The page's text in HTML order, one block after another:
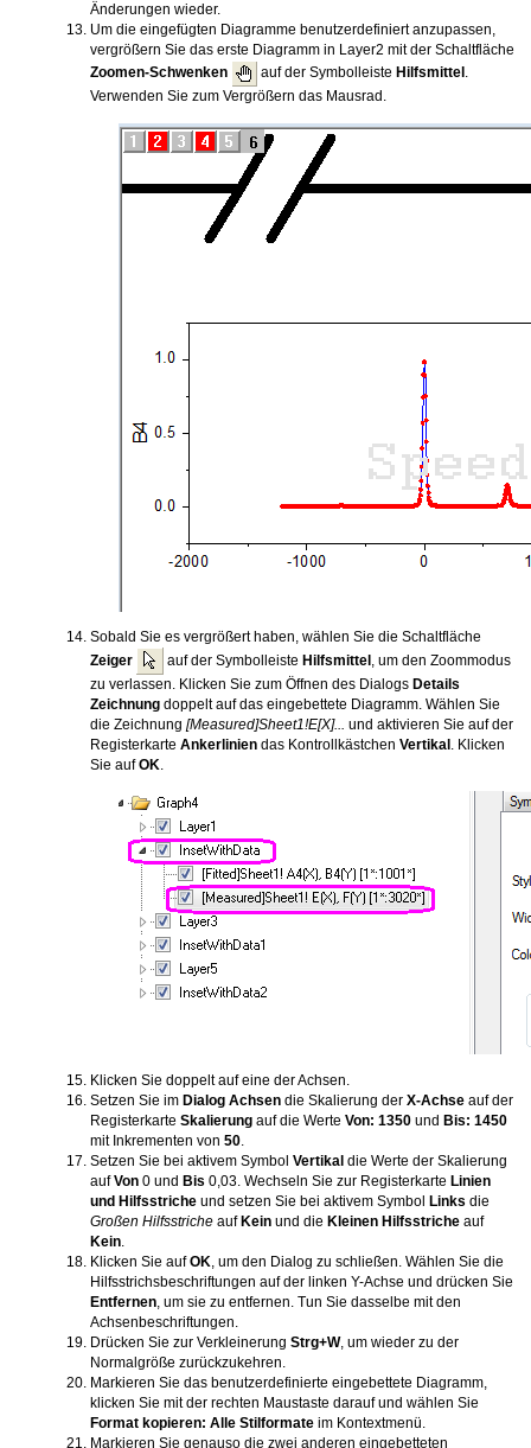
Änderungen wieder.
Um die eingefügten Diagramme benutzerdefiniert anzupassen,
vergrößern Sie das erste Diagramm in Layer2 mit der Schaltfläche
Zoomen-Schwenken
auf der Symbolleiste Hilfsmittel .
Verwenden Sie zum Vergrößern das Mausrad.
Sobald Sie es vergrößert haben, wählen Sie die Schaltfläche
Zeiger
auf der Symbolleiste Hilfsmittel , um den Zoommodus
zu verlassen. Klicken Sie zum Öffnen des Dialogs Details
Zeichnung doppelt auf das eingebettete Diagramm. Wählen Sie
die Zeichnung [Measured]Sheet1!E[X]... und aktivieren Sie auf der
Registerkarte Ankerlinien das Kontrollkästchen Vertikal . Klicken
Sie aufOK.
Klicken Sie doppelt auf eine der Achsen.
Setzen Sie im Dialog Achsen die Skalierung der X-Achse auf der
Registerkarte Skalierung auf die Werte Von: 1350 und Bis: 1450
mit Inkrementen von 50
Setzen Sie bei aktivem Symbol Vertikal die Werte der Skalierung
aufVon 0 und Bis 0,03. Wechseln Sie zur Registerkarte Linien
und Hilfsstriche und setzen Sie bei aktivem Symbol Links die
Großen Hilfsstriche aufKein und die Kleinen Hilfsstriche auf
Kein
Klicken Sie aufOK , um den Dialog zu schließen. Wählen Sie die
Hilfsstrichsbeschriftungen auf der linken Y-Achse und drücken Sie
Entfernen , um sie zu entfernen. Tun Sie dasselbe mit den
Achsenbeschriftungen.
Drücken Sie zur Verkleinerung Strg+W, um wieder zu der
Normalgröße zurückzukehren.
Markieren Sie das benutzerdefinierte eingebettete Diagramm,
klicken Sie mit der rechten Maustaste darauf und wählen Sie
Format kopieren: Alle Stilformate im Kontextmenü.
Markieren Sie genauso die zwei anderen eingebetteten